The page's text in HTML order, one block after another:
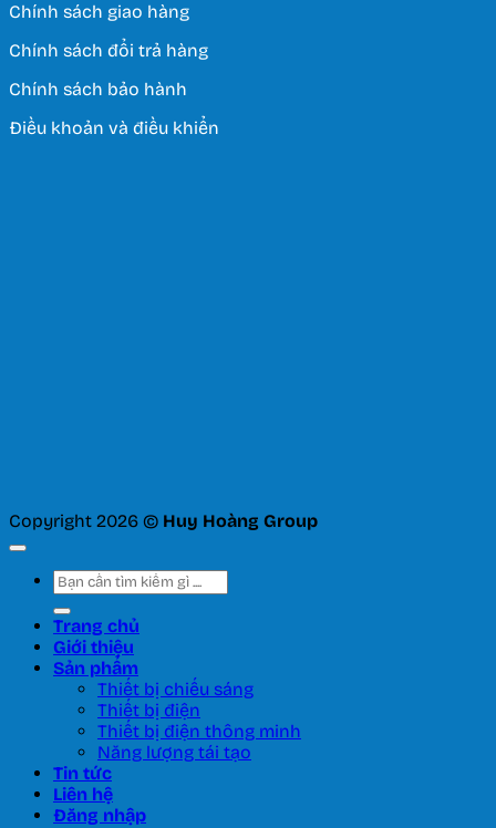
Chính sách giao hàng
Chính sách đổi trả hàng
Chính sách bảo hành
Điều khoản và điều khiển
Copyright 2026 © Huy Hoàng Group
Tìm
kiếm:
Trang chủ
Giới thiệu
Sản phẩm
Thiết bị chiếu sáng
Thiết bị điện
Thiết bị điện thông minh
Năng lượng tái tạo
Tin tức
Liên hệ
Đăng nhập